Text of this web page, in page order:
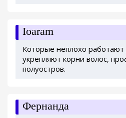
Ioaram
Которые неплохо работают
укрепляют корни волос,
полуостров.
Фернанда